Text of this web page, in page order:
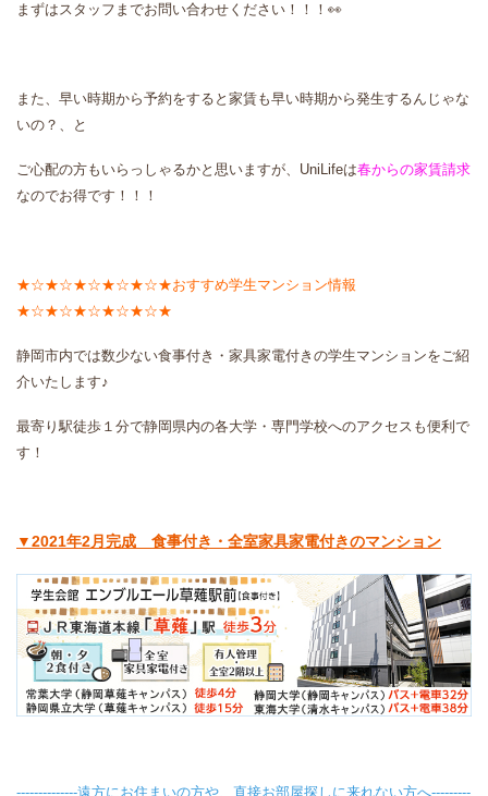
まずはスタッフまでお問い合わせください！！！👀
また、早い時期から予約をすると家賃も早い時期から発生するんじゃな
いの？、と
ご心配の方もいらっしゃるかと思いますが、UniLifeは春からの家賃請求
なのでお得です！！！
★☆★☆★☆★☆★☆★おすすめ学生マンション情報
★☆★☆★☆★☆★☆★
静岡市内では数少ない食事付き・家具家電付きの学生マンションをご紹
介いたします♪
最寄り駅徒歩１分で静岡県内の各大学・専門学校へのアクセスも便利で
す！
▼2021年2月完成 食事付き・全室家具家電付きのマンション
--------------遠方にお住まいの方や、直接お部屋探しに来れない方へ---------